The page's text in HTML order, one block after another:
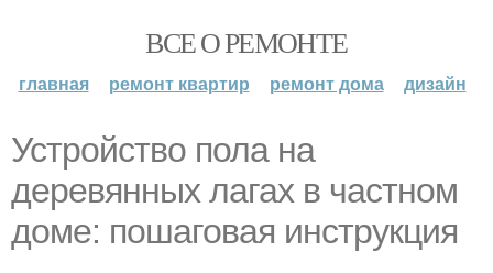
ВСЕ О РЕМОНТЕ
главная ремонт квартир ремонт дома дизайн
Устройство пола на
деревянных лагах в частном
доме: пошаговая инструкция